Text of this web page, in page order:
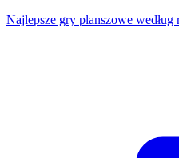
Najlepsze gry planszowe według